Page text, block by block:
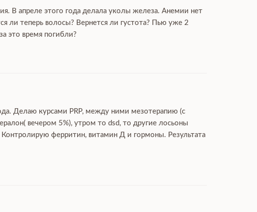
В апреле этого года делала уколы железа. Анемии нет
ли теперь волосы? Вернется ли густота? Пью уже 2
это время погибли?
Делаю курсами PRP, между ними мезотерапию (с
вечером 5%), утром то dsd, то другие лосьоны
ферритин, витамин Д и гормоны. Результата